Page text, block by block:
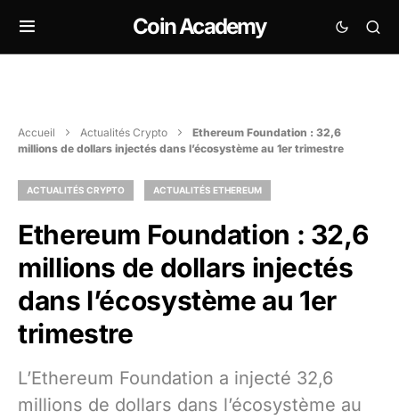
Coin Academy
Accueil Actualités Crypto
Ethereum Foundation : 32,6
millions de dollars injectés dans l’écosystème au 1er trimestre
ACTUALITÉS CRYPTO ACTUALITÉS ETHEREUM
Ethereum Foundation : 32,6
millions de dollars injectés
dans l’écosystème au 1er
trimestre
L’Ethereum Foundation a injecté 32,6
millions de dollars dans l’écosystème au